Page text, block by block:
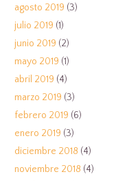
agosto 2019 (3)
julio 2019 (1)
junio 2019 (2)
mayo 2019 (1)
abril 2019 (4)
marzo 2019 (3)
febrero 2019 (6)
enero 2019 (3)
diciembre 2018 (4)
noviembre 2018 (4)